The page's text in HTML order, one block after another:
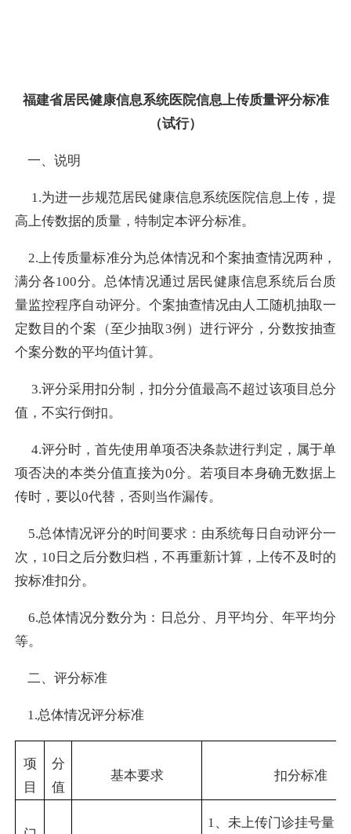
福建省居民健康信息系统医院信息 上传质量评分标准
（试行）
一、说明
1.为进一步规范居民健康信息系统医院信息上传，提
高上传数据的质量，特制定本评分标准。
2.上传质量标准分为总体情况和个案抽查情况两种，
满分各100分。总体情况通过居民健康信息系统后台质
量监控程序自动评分。个案抽查情况由人工随机抽取一
定数目的个案（至少抽取3例）进行评分，分数按抽查
个案分数的平均值计算。
3.评分采用扣分制，扣分分值最高不超过该项目总分
值，不实行倒扣。
4.评分时，首先使用单项否决条款进行判定，属于单
项否决的本类分值直接为0分。若项目本身确无数据上
传时，要以0代替，否则当作漏传。
5.总体情况评分的时间要求：由系统每日自动评分一
次，10日之后分数归档，不再重新计算，上传不及时的
按标准扣分。
6.总体情况分数分为：日总分、月平均分、年平均分
等。
二、评分标准
1.总体情况评分标准
项
目
分
值
基本要求 扣分标准
1、未上传门诊挂号量日